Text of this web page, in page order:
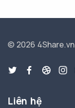
© 2026 4Share.vn
Liên hệ